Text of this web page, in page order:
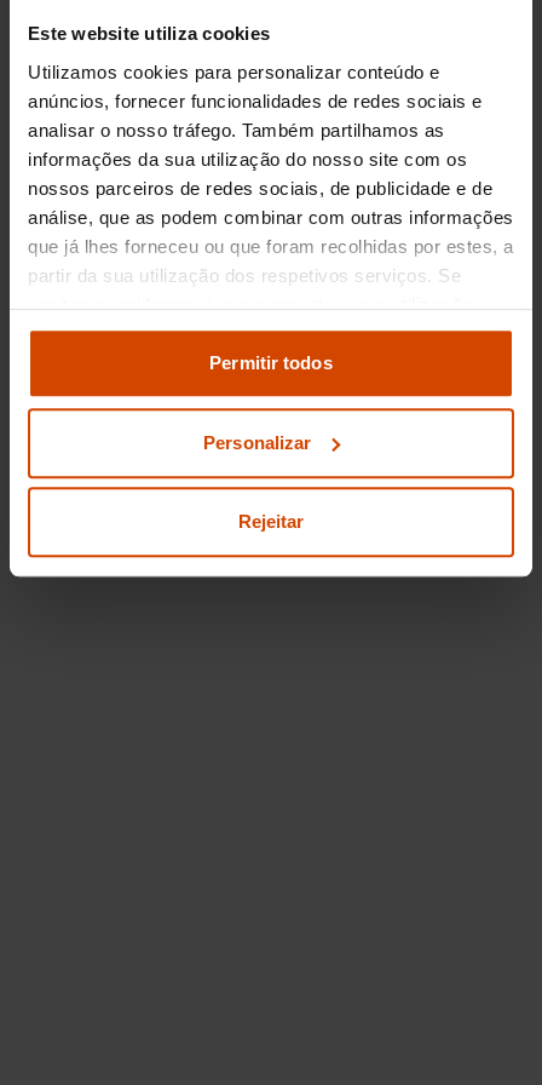
Este website utiliza cookies
Utilizamos cookies para personalizar conteúdo e
anúncios, fornecer funcionalidades de redes sociais e
analisar o nosso tráfego. Também partilhamos as
informações da sua utilização do nosso site com os
nossos parceiros de redes sociais, de publicidade e de
análise, que as podem combinar com outras informações
que já lhes forneceu ou que foram recolhidas por estes, a
partir da sua utilização dos respetivos serviços. Se
aceitar, consideramos que consente a sua utilização.
Pode modificar as suas opções de consentimento e
definições de cookies
definições e saber mais na nossapolítica de
Permitir todos
Personalizar
Rejeitar
poderá estar interessado em outros modelos
com caraterísticas semelhantes. Aqui estão
algumas alternativas notáveis:
Audi A4:Conhecido pelo seu design
sofisticado e tecnologia avançada, oferece
uma experiência de condução comparável ao
Exeo.
Volkswagen Passat:Uma escolha popular
que se destaca pela qualidade de construção
e conforto interior.
equilíbrio notável entre espaço, eficiência e
dinamismo na condução.
Skoda Octavia:Com uma reputação de
alternativa prática e acessível.